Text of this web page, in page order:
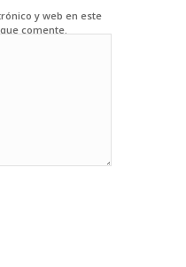
y web en este
comente.